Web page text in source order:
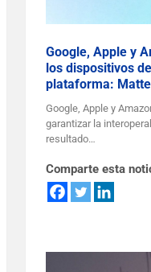
Google, Apple y
los dispositivos
plataforma:
Google, Apple y
garantizar la
resultado…
Comparte esta